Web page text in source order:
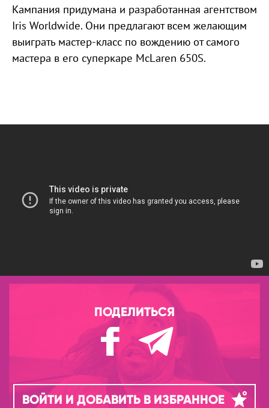
Кампания придумана и разработанная агентством
Iris Worldwide. Они предлагают всем желающим
выиграть мастер-класс по вождению от самого
мастера в его суперкаре McLaren 650S.
ПОДЕЛИТЬСЯ
ВОЙТИ И ДОБАВИТЬ В ИЗБРАННОЕ